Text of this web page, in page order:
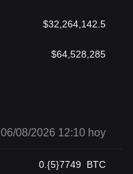
$32,264,142.5
$64,528,285
06/08/2026 12:10 hoy
0.{5}7749 BTC